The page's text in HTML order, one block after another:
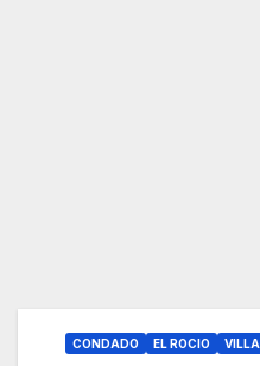
CONDADO EL ROCIO